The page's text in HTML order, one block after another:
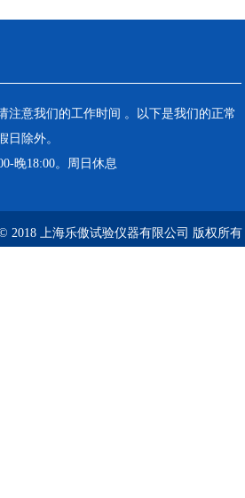
注意我们的工作时间 。以下是我们的正常
日除外。
晚18:00。周日休息
2018 上海乐傲试验仪器有限公司 版权所